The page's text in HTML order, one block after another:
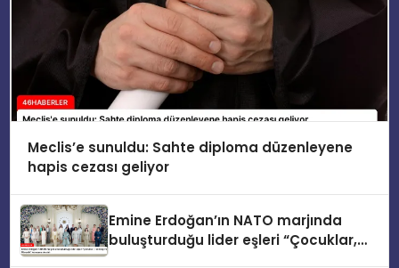
Meclis’e sunuldu: Sahte diploma düzenleyene
hapis cezası geliyor
Emine Erdoğan’ın NATO marjında
buluşturduğu lider eşleri “Çocuklar,